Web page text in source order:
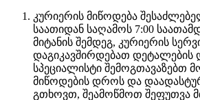
კურიერის მიწოდება
საათიდან საღამოს 7:00
მიტანის შემდეგ, კურიერის
დაგიკავშირდებათ დეტალების
სპეციალისტი შემოგთავაზებთ
მიწოდების დროს და
გთხოვთ, შეამოწმოთ შეფუთვა